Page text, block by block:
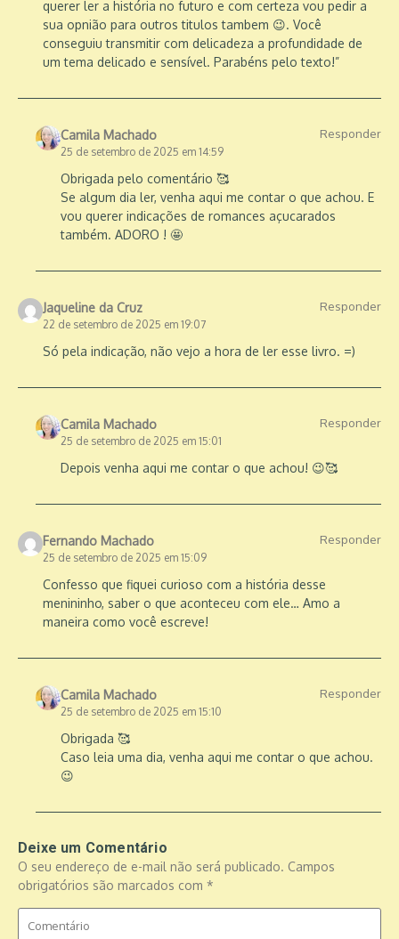
querer ler a história no futuro e com certeza vou pedir a
sua opnião para outros titulos tambem 😉. Você
conseguiu transmitir com delicadeza a profundidade de
um tema delicado e sensível. Parabéns pelo texto!”
Camila Machado
25 de setembro de 2025 em 14:59
Responder
Obrigada pelo comentário 🥰
Se algum dia ler, venha aqui me contar o que achou. E
vou querer indicações de romances açucarados
também. ADORO ! 🤩
Jaqueline da Cruz
22 de setembro de 2025 em 19:07
Responder
Só pela indicação, não vejo a hora de ler esse livro. =)
Camila Machado
25 de setembro de 2025 em 15:01
Responder
Depois venha aqui me contar o que achou! 😉🥰
Fernando Machado
25 de setembro de 2025 em 15:09
Responder
Confesso que fiquei curioso com a história desse
menininho, saber o que aconteceu com ele… Amo a
maneira como você escreve!
Camila Machado
25 de setembro de 2025 em 15:10
Responder
Obrigada 🥰
Caso leia uma dia, venha aqui me contar o que achou.
😉
Deixe um Comentário
O seu endereço de e-mail não será publicado. Campos
obrigatórios são marcados com *